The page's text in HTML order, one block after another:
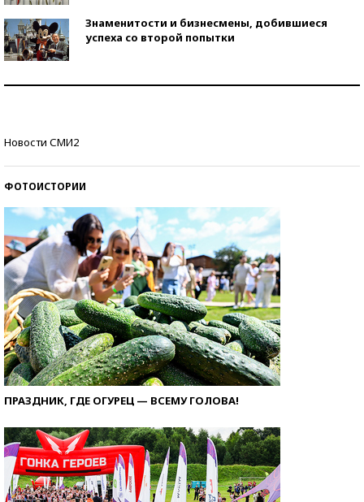
Знаменитости и бизнесмены, добившиеся
успеха со второй попытки
Новости СМИ2
ФОТОИСТОРИИ
ПРАЗДНИК, ГДЕ ОГУРЕЦ — ВСЕМУ ГОЛОВА!